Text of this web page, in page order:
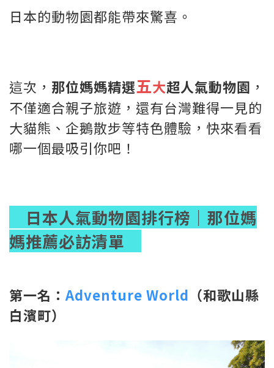
日本的動物園都能帶來驚喜。
這次， 那位媽媽精選五大超人氣動物園 ，
不僅適合親子旅遊，還有台灣難得一見的
大貓熊、企鵝散步等特色體驗，快來看看
哪一個最吸引你吧！
日本人氣動物園排行榜｜那位媽
媽推薦必訪清單
第一名： Adventure World （和歌山縣
白濱町）